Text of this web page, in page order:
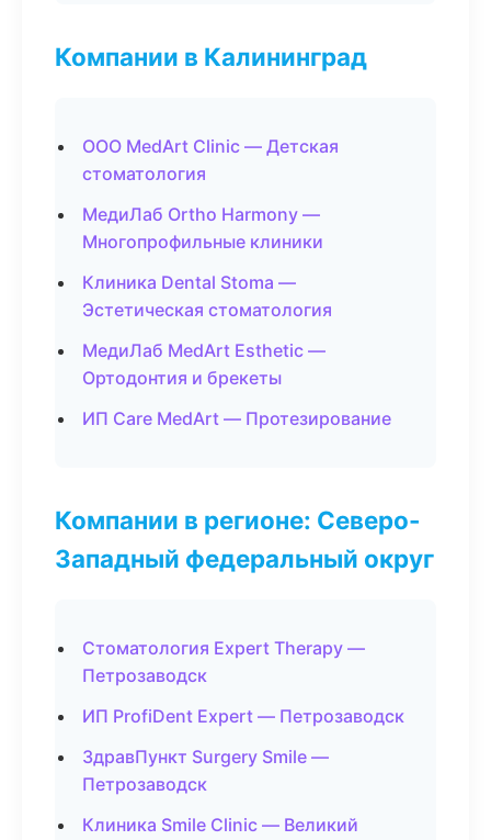
Компании в Калининград
ООО MedArt Clinic — Детская
стоматология
МедиЛаб Ortho Harmony —
Многопрофильные клиники
Клиника Dental Stoma —
Эстетическая стоматология
МедиЛаб MedArt Esthetic —
Ортодонтия и брекеты
ИП Care MedArt — Протезирование
Компании в регионе: Северо-
Западный федеральный округ
Стоматология Expert Therapy —
Петрозаводск
ИП ProfiDent Expert — Петрозаводск
ЗдравПункт Surgery Smile —
Петрозаводск
Клиника Smile Clinic — Великий